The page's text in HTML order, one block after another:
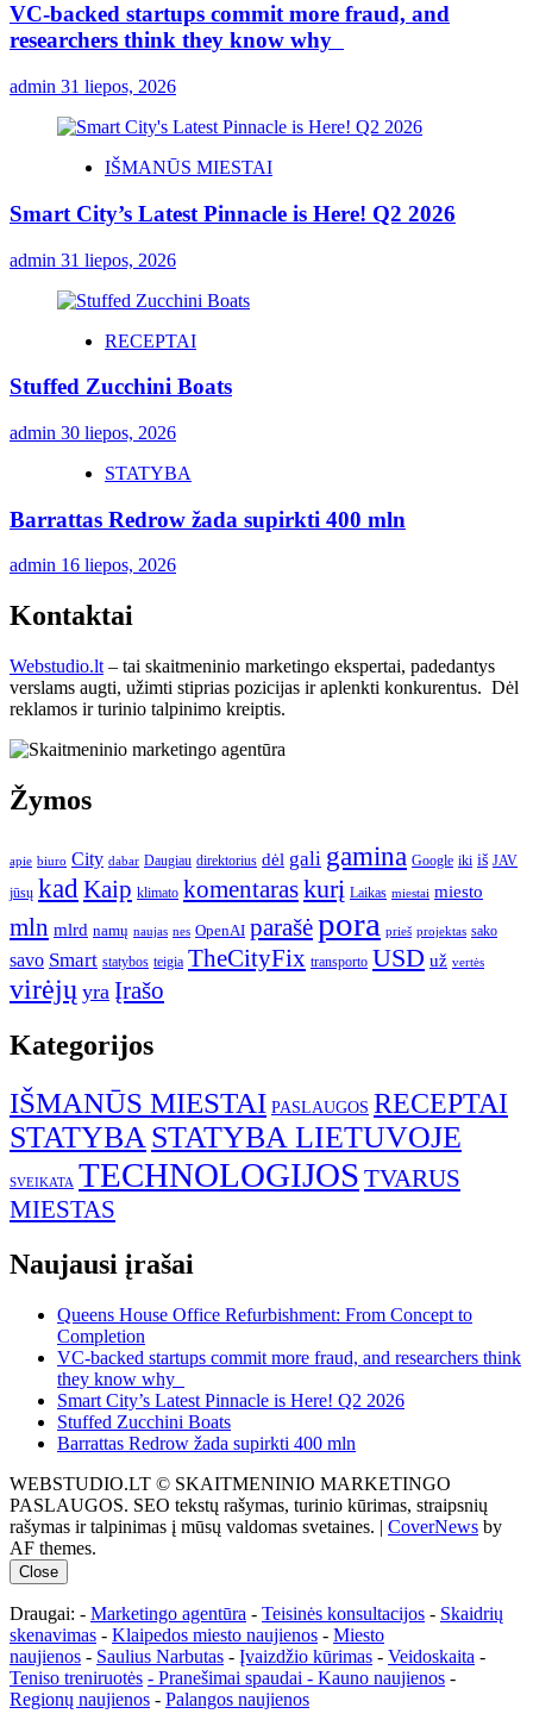
VC-backed startups commit more fraud, and
researchers think they know why
admin 31 liepos, 2026
IŠMANŪS MIESTAI
Smart City’s Latest Pinnacle is Here! Q2 2026
admin 31 liepos, 2026
RECEPTAI
Stuffed Zucchini Boats
admin 30 liepos, 2026
STATYBA
Barrattas Redrow žada supirkti 400 mln
admin 16 liepos, 2026
Kontaktai
Webstudio.lt – tai skaitmeninio marketingo ekspertai, padedantys
verslams augti, užimti stiprias pozicijas ir aplenkti konkurentus. Dėl
reklamos ir turinio talpinimo kreiptis.
Žymos
apie biuro City dabar Daugiau direktorius dėl gali gamina Google iki iš JAV
jūsų kad Kaip klimato komentaraskurį Laikas miestai miesto
mln mlrd namų naujas nes OpenAI parašėpora prieš projektas sako
savo Smart statybos teigia TheCityFix transporto USD už vertės
virėjų yra Įrašo
Kategorijos
IŠMANŪS MIESTAI PASLAUGOS RECEPTAI
STATYBASTATYBA LIETUVOJE
SVEIKATA TECHNOLOGIJOS TVARUS
MIESTAS
Naujausi įrašai
Queens House Office Refurbishment: From Concept to
Completion
VC-backed startups commit more fraud, and researchers think
they know why
Smart City’s Latest Pinnacle is Here! Q2 2026
Stuffed Zucchini Boats
Barrattas Redrow žada supirkti 400 mln
WEBSTUDIO.LT © SKAITMENINIO MARKETINGO
PASLAUGOS. SEO tekstų rašymas, turinio kūrimas, straipsnių
rašymas ir talpinimas į mūsų valdomas svetaines. | CoverNews by
AF themes.
Close
Draugai: - Marketingo agentūra - Teisinės konsultacijos - Skaidrių
skenavimas - Klaipedos miesto naujienos - Miesto
naujienos - Saulius Narbutas - Įvaizdžio kūrimas - Veidoskaita -
Teniso treniruotės - Pranešimai spaudai - Kauno naujienos -
Regionų naujienos - Palangos naujienos